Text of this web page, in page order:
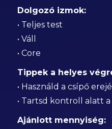
Dolgozó izmok:
• Teljes test
• Váll
• Core
Tippek a helyes
• Használd a csípő
• Tartsd kontroll alatt
Ajánlott mennyiség: